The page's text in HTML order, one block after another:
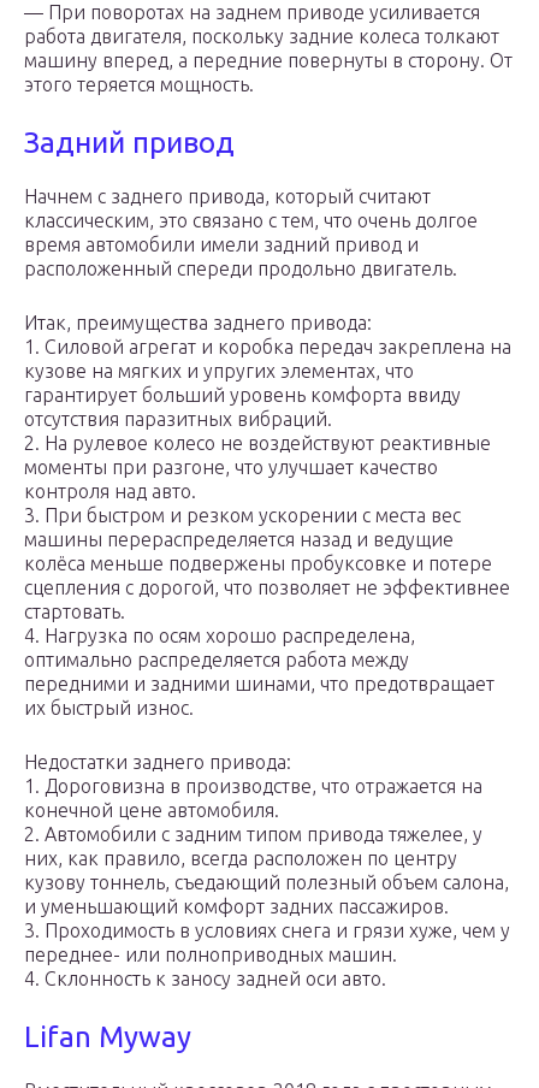
— При поворотах на заднем приводе усиливается
работа двигателя, поскольку задние колеса толкают
машину вперед, а передние повернуты в сторону. От
этого теряется мощность.
Задний привод
Начнем с заднего привода, который считают
классическим, это связано с тем, что очень долгое
время автомобили имели задний привод и
расположенный спереди продольно двигатель.
Итак, преимущества заднего привода:
1. Силовой агрегат и коробка передач закреплена на
кузове на мягких и упругих элементах, что
гарантирует больший уровень комфорта ввиду
отсутствия паразитных вибраций.
2. На рулевое колесо не воздействуют реактивные
моменты при разгоне, что улучшает качество
контроля над авто.
3. При быстром и резком ускорении с места вес
машины перераспределяется назад и ведущие
колёса меньше подвержены пробуксовке и потере
сцепления с дорогой, что позволяет не эффективнее
стартовать.
4. Нагрузка по осям хорошо распределена,
оптимально распределяется работа между
передними и задними шинами, что предотвращает
их быстрый износ.
Недостатки заднего привода:
1. Дороговизна в производстве, что отражается на
конечной цене автомобиля.
2. Автомобили с задним типом привода тяжелее, у
них, как правило, всегда расположен по центру
кузову тоннель, съедающий полезный объем салона,
и уменьшающий комфорт задних пассажиров.
3. Проходимость в условиях снега и грязи хуже, чем у
переднее- или полноприводных машин.
4. Склонность к заносу задней оси авто.
Lifan Myway